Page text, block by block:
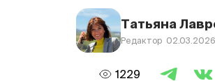
Татьяна
Редактор 02.03.2026
1229